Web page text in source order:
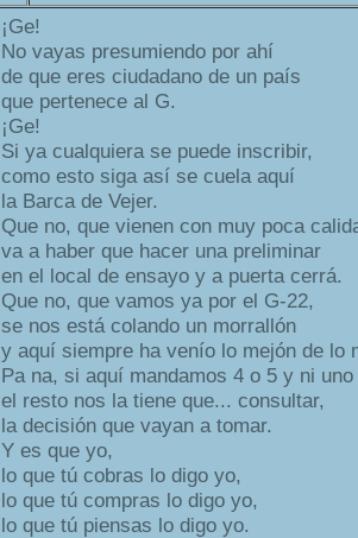
¡Ge!
No vayas presumiendo por ahí
de que eres ciudadano de un país
que pertenece al G.
¡Ge!
Si ya cualquiera se puede inscribir,
como esto siga así se cuela aquí
la Barca de Vejer.
Que no, que vienen con muy poca
va a haber que hacer una preliminar
en el local de ensayo y a puerta cerrá.
Que no, que vamos ya por el G-22,
se nos está colando un morrallón
y aquí siempre ha venío lo mejón de lo
Pa na, si aquí mandamos 4 o 5 y ni
el resto nos la tiene que... consultar,
la decisión que vayan a tomar.
Y es que yo,
lo que tú cobras lo digo yo,
lo que tú compras lo digo yo,
lo que tú piensas lo digo yo.